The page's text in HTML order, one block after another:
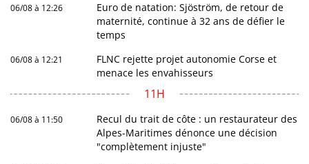
06/08 à 12:26
Euro de natation: Sjöström, de retour de
maternité, continue à 32 ans de défier le
temps
06/08 à 12:21
FLNC rejette projet autonomie Corse et
menace les envahisseurs
11H
06/08 à 11:50
Recul du trait de côte : un restaurateur des
Alpes-Maritimes dénonce une décision
"complètement injuste"